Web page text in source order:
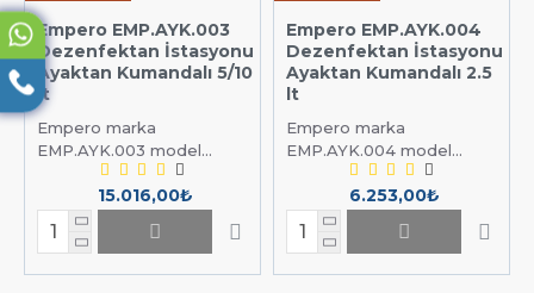
Empero EMP.AYK.003
Dezenfektan İstasyonu
Ayaktan Kumandalı 5/10
lt
Empero marka
EMP.AYK.003 model...
15.016,00₺
Empero EMP.AYK.004
Dezenfektan İstasyonu
Ayaktan Kumandalı 2.5
lt
Empero marka
EMP.AYK.004 model...
6.253,00₺